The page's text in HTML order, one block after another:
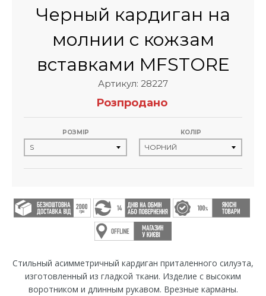
Черный кардиган на
молнии с кожзам
вставками MFSTORE
Артикул: 28227
Розпродано
РОЗМІР КОЛІР
Стильный асимметричный кардиган приталенного силуэта,
изготовленный из гладкой ткани. Изделие с высоким
воротником и длинным рукавом. Врезные карманы.